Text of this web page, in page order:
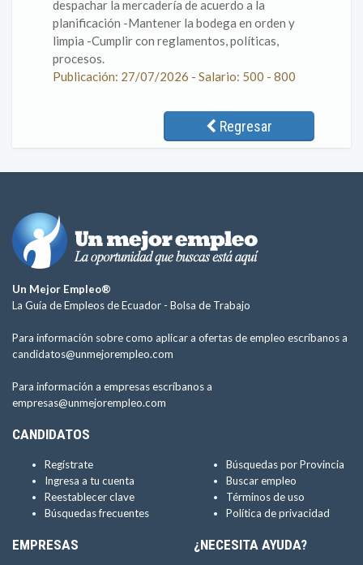
despachar la mercadería de acuerdo a la
planificación -Mantener la bodega en orden y
limpia -Cumplir con reglamentos, políticas,
procesos.
Publicación: 27/07/2026 - Salario: 500 - 800
Regresar
Un Mejor Empleo®
La Guía de Empleos de Ecuador - Bolsa de Trabajo
Para información sobre como aplicar a ofertas de empleo escríbanos a
candidatos@unmejorempleo.com
Para información a empresas escríbanos a
empresas@unmejorempleo.com
CANDIDATOS
Regístrate
Ingresa a tu cuenta
Reestablecer clave
Búsquedas frecuentes
Búsquedas por Provincia
Buscar empleo
Términos de uso
Política de privacidad
EMPRESAS ¿NECESITA AYUDA?